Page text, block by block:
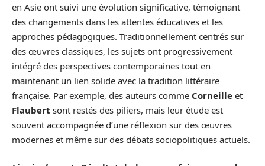
en Asie ont suivi une évolution significative, témoignant
des changements dans les attentes éducatives et les
approches pédagogiques. Traditionnellement centrés sur
des œuvres classiques, les sujets ont progressivement
intégré des perspectives contemporaines tout en
maintenant un lien solide avec la tradition littéraire
française. Par exemple, des auteurs comme Corneille et
Flaubert sont restés des piliers, mais leur étude est
souvent accompagnée d’une réflexion sur des œuvres
modernes et même sur des débats sociopolitiques actuels.